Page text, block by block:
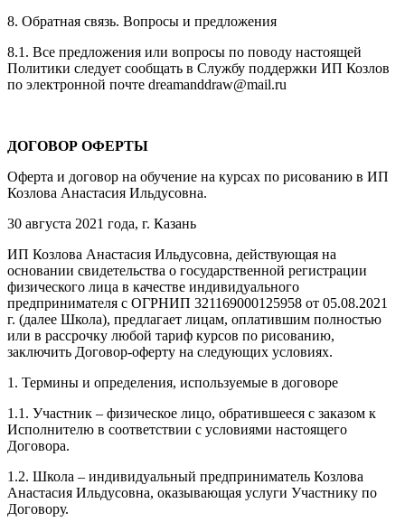
8. Обратная связь. Вопросы и предложения
8.1. Все предложения или вопросы по поводу настоящей
Политики следует сообщать в Службу поддержки ИП Козлов
по электронной почте dreamanddraw@mail.ru
ДОГОВОР ОФЕРТЫ
Оферта и договор на обучение на курсах по рисованию в ИП
Козлова Анастасия Ильдусовна.
30 августа 2021 года, г. Казань
ИП Козлова Анастасия Ильдусовна, действующая на
основании свидетельства о государственной регистрации
физического лица в качестве индивидуального
предпринимателя с ОГРНИП 321169000125958 от 05.08.2021
г. (далее Школа), предлагает лицам, оплатившим полностью
или в рассрочку любой тариф курсов по рисованию,
заключить Договор-оферту на следующих условиях.
1. Термины и определения, используемые в договоре
1.1. Участник – физическое лицо, обратившееся с заказом к
Исполнителю в соответствии с условиями настоящего
Договора.
1.2. Школа – индивидуальный предприниматель Козлова
Анастасия Ильдусовна, оказывающая услуги Участнику по
Договору.